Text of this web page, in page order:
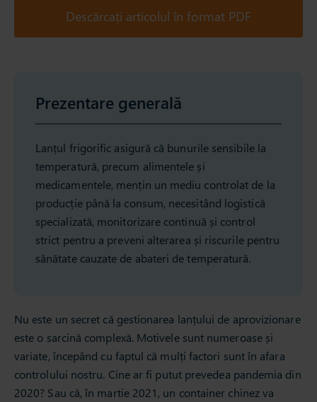
Descărcați articolul în format PDF
Prezentare generală
Lanțul frigorific asigură că bunurile sensibile la
temperatură, precum alimentele și
medicamentele, mențin un mediu controlat de la
producție până la consum, necesitând logistică
specializată, monitorizare continuă și control
strict pentru a preveni alterarea și riscurile pentru
sănătate cauzate de abateri de temperatură.
Nu este un secret că gestionarea lanțului de aprovizionare
este o sarcină complexă. Motivele sunt numeroase și
variate, începând cu faptul că mulți factori sunt în afara
controlului nostru. Cine ar fi putut prevedea pandemia din
2020? Sau că, în martie 2021, un container chinez va